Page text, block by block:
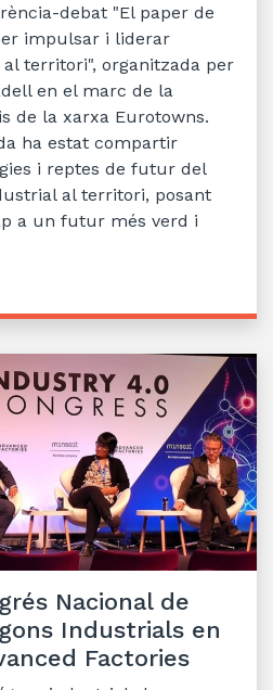
debat "El paper de
impulsar i liderar
territori", organitzada per
en el marc de la
de la xarxa Eurotowns.
ha estat compartir
i reptes de futur del
al territori, posant
a un futur més verd i
Nacional de
Industrials en
Factories